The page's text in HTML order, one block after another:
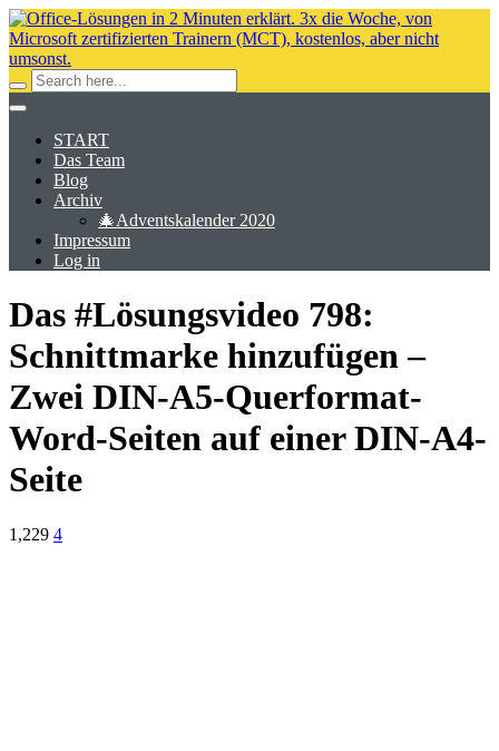
START
Das Team
Blog
Archiv
🎄Adventskalender 2020
Impressum
Log in
Das #Lösungsvideo 798:
Schnittmarke hinzufügen –
Zwei DIN-A5-Querformat-
Word-Seiten auf einer DIN-A4-
Seite
1,229 4